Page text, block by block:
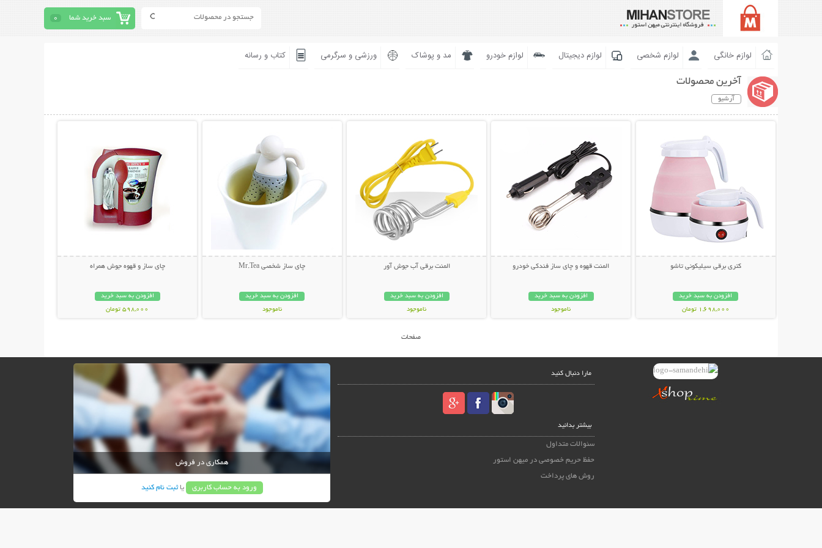
سبد خرید شما 0
لوازم خانگی لوازم شخصی لوازم دیجیتال لوازم خودرو مد و پوشاک ورزشی و سرگرمی کتاب و رسانه
آخرین محصولات
آرشیو
کتری برقی سیلیکونی تاشو
افزودن به سبد خرید
1,698,000 تومان
المنت قهوه و چای ساز فندکی خودرو
افزودن به سبد خرید
ناموجود
المنت برقی آب جوش آور
افزودن به سبد خرید
ناموجود
چای ساز شخصی Mr.Tea
افزودن به سبد خرید
ناموجود
چای ساز و قهوه جوش همراه
افزودن به سبد خرید
598,000 تومان
صفحات
مارا دنبال کنید
بیشتر بدانید
سئوالات متداول
حفظ حریم خصوصی در میهن استور
روش های پرداخت
همکاری در فروش
ورود به حساب کاربری یاثبت نام کنید